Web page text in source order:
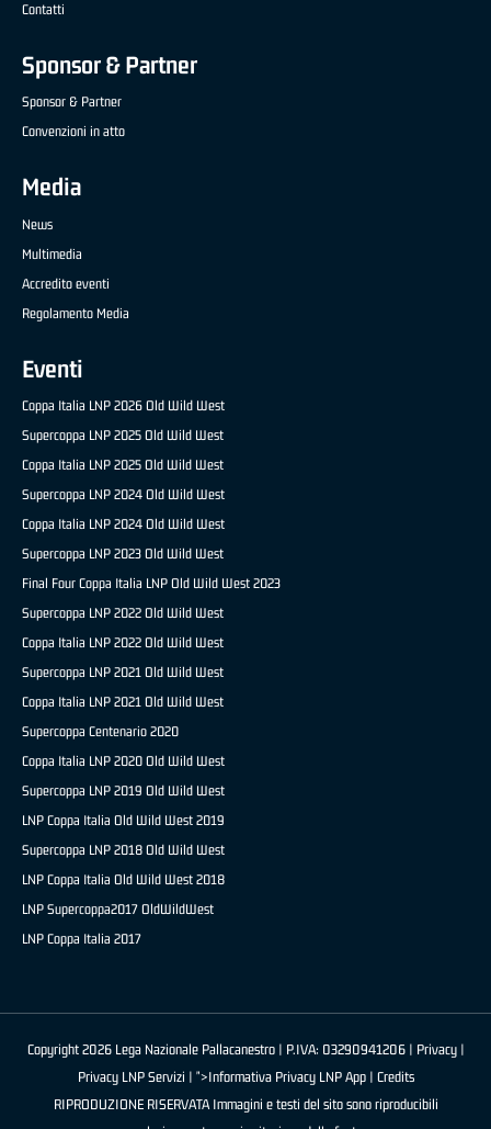
Contatti
Sponsor & Partner
Sponsor & Partner
Convenzioni in atto
Media
News
Multimedia
Accredito eventi
Regolamento Media
Eventi
Coppa Italia LNP 2026 Old Wild West
Supercoppa LNP 2025 Old Wild West
Coppa Italia LNP 2025 Old Wild West
Supercoppa LNP 2024 Old Wild West
Coppa Italia LNP 2024 Old Wild West
Supercoppa LNP 2023 Old Wild West
Final Four Coppa Italia LNP Old Wild West 2023
Supercoppa LNP 2022 Old Wild West
Coppa Italia LNP 2022 Old Wild West
Supercoppa LNP 2021 Old Wild West
Coppa Italia LNP 2021 Old Wild West
Supercoppa Centenario 2020
Coppa Italia LNP 2020 Old Wild West
Supercoppa LNP 2019 Old Wild West
LNP Coppa Italia Old Wild West 2019
Supercoppa LNP 2018 Old Wild West
LNP Coppa Italia Old Wild West 2018
LNP Supercoppa2017 OldWildWest
LNP Coppa Italia 2017
Copyright 2026 Lega Nazionale Pallacanestro | P.IVA: 03290941206 | Privacy|
Privacy LNP Servizi | ">Informativa Privacy LNP App | Credits
RIPRODUZIONE RISERVATA Immagini e testi del sito sono riproducibili